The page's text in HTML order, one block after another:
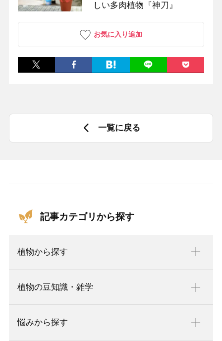
しい多肉植物『神刀』
お気に入り追加
一覧に戻る
記事カテゴリから探す
植物から探す
植物の豆知識・雑学
悩みから探す